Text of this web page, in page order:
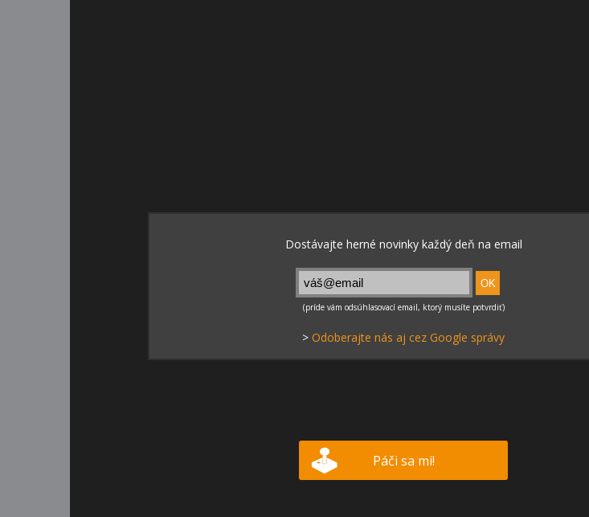
> Odoberajte nás aj cez Google správy
Páči sa mi!